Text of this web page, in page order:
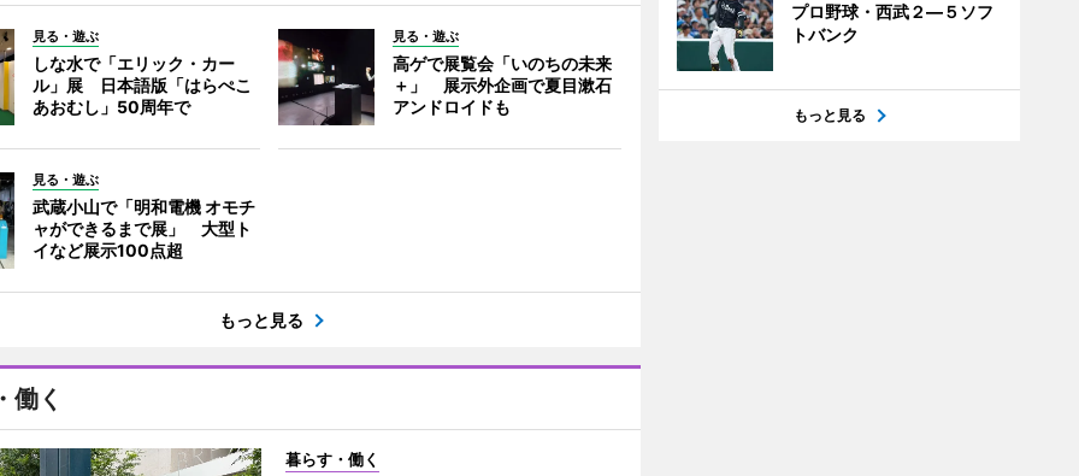
見る・遊ぶ
しな水で「エリック・カー
ル」展 日本語版「はらぺこ
あおむし」50周年で
見る・遊ぶ
高ゲで展覧会「いのちの未来
＋」 展示外企画で夏目漱石
アンドロイドも
見る・遊ぶ
武蔵小山で「明和電機 オモチ
ャができるまで展」 大型ト
イなど展示100点超
もっと見る
働く
暮らす・働く
プロ野球・西武２―５ソフ
トバンク
もっと見る